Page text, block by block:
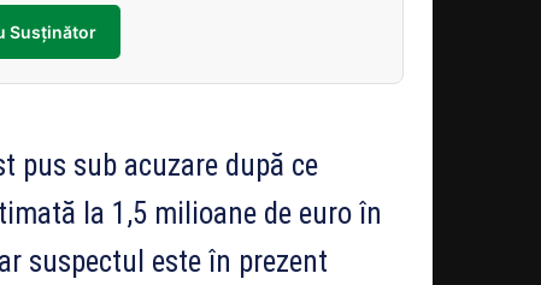
Susținător
pus sub acuzare după ce
la 1,5 milioane de euro în
suspectul este în prezent